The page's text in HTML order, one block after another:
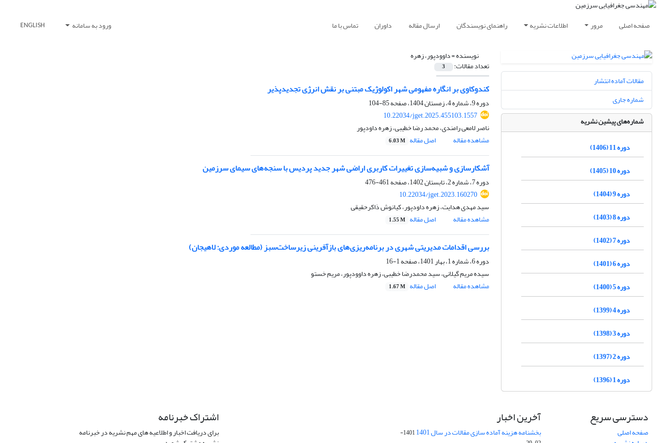
صفحه اصلی مرور اطلاعات نشریه راهنمای نویسندگان ارسال مقاله داوران تماس با ما ورود به سامانه ENGLISH
نویسنده =داوودپور، زهره
تعداد مقالات: 3
کندوکاوی بر انگاره مفهومی شهر اکولوژیک مبتنی بر نقش انرژی تجدیدپذیر
دوره 9، شماره 4، زمستان 1404، صفحه
85-104
10.22034/jget.2025.455103.1557
ناصر لامعی رامندی، محمد رضا خطیبی، زهره داودپور
مشاهده مقاله
اصل مقاله 6.03 M
آشکارسازی و شبیه‌سازی تغییرات کاربری اراضی شهر جدید پردیس با سنجه‌های سیمای سرزمین
دوره 7، شماره 2، تابستان 1402، صفحه
461-476
10.22034/jget.2023.160270
سید مهدی هدایت، زهره داودپور، کیانوش ذاکرحقیقی
مشاهده مقاله
اصل مقاله 1.55 M
بررسی اقدامات مدیریتی شهری در برنامه‌ریزی‌های بازآفرینی زیرساخت‌سبز (مطالعه موردی: لاهیجان)
دوره 6، شماره 1، بهار 1401، صفحه
1-16
سیده مریم گیلانی، سید محمدرضا خطیبی، زهره داوودپور، مریم خستو
مشاهده مقاله
اصل مقاله 1.67 M
مقالات آماده انتشار
شماره جاری
شماره‌های پیشین نشریه
دوره 11 (1406)
دوره 10 (1405)
دوره 9 (1404)
دوره 8 (1403)
دوره 7 (1402)
دوره 6 (1401)
دوره 5 (1400)
دوره 4 (1399)
دوره 3 (1398)
دوره 2 (1397)
دوره 1 (1396)
دسترسی سریع
صفحه اصلی
آخرین اخبار
بخشنامه هزینه آماده سازی مقالات در سال 1401
1401-
اشتراک خبرنامه
برای دریافت اخبار و اطلاعیه های مهم نشریه در خبرنامه